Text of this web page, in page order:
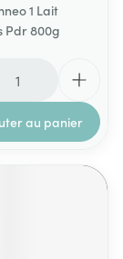
1 Lait
Pdr 800g
au panier